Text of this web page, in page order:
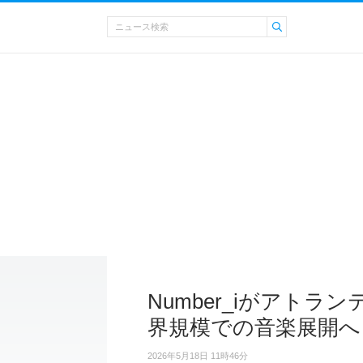
Number_iがアトラン
界規模での音楽展開へ
2026年5月18日 11時46分